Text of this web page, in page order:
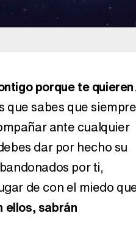
porque te quieren
que sabes que siempre
ante cualquier
dar por hecho su
por ti,
de con el miedo
ellos, sabrán